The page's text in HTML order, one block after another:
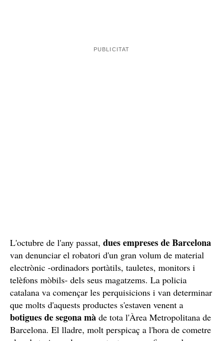
L'octubre de l'any passat, dues empreses de Barcelona
van denunciar el robatori d'un gran volum de material
electrònic -ordinadors portàtils, tauletes, monitors i
telèfons mòbils- dels seus magatzems. La policia
catalana va començar les perquisicions i van determinar
que molts d'aquests productes s'estaven venent a
botigues de segona mà de tota l'Àrea Metropolitana de
Barcelona. El lladre, molt perspicaç a l'hora de cometre